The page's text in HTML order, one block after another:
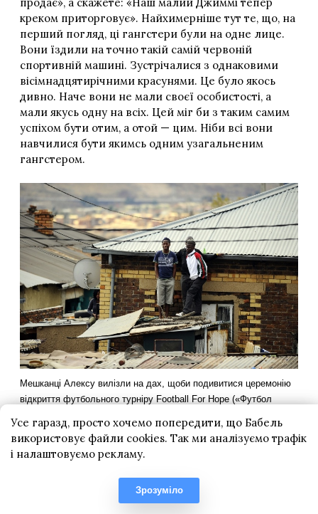
Усе гаразд, просто хочемо попередити, що Бабель
використовує файли cookies. Так ми аналізуємо трафік
і налаштовуємо рекламу.
Зрозуміло